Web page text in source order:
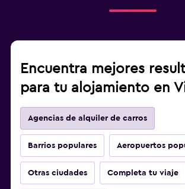
Encuentra mejores
para tu alojamiento en
Agencias de alquiler de carros
Barrios populares Aeropuertos
Otras ciudades Completa tu viaje